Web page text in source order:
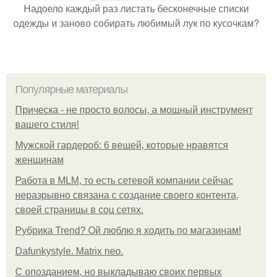
Надоело каждый раз листать бесконечные списки
одежды и заново собирать любимый лук по кусочкам?
Популярные материалы
Прическа - не просто волосы, а мощный инструмент
вашего стиля!
Мужской гардероб: 6 вещей, которые нравятся
женщинам
Работа в MLM, то есть сетевой компании сейчас
неразрывно связана с создание своего контента,
своей страницы в соц сетях.
Рубрика Trend? Ой люблю я ходить по магазинам!
Dafunkystyle. Matrix neo.
С опозданием, но выкладываю своих первых